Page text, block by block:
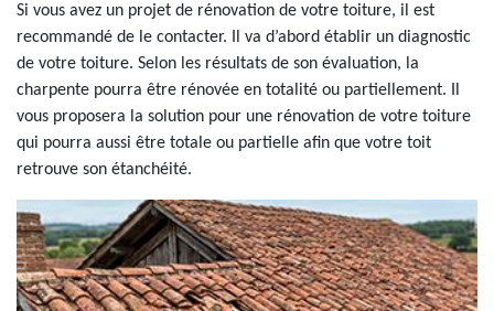
Si vous avez un projet de rénovation de votre toiture, il est
recommandé de le contacter. Il va d’abord établir un diagnostic
de votre toiture. Selon les résultats de son évaluation, la
charpente pourra être rénovée en totalité ou partiellement. Il
vous proposera la solution pour une rénovation de votre toiture
qui pourra aussi être totale ou partielle afin que votre toit
retrouve son étanchéité.